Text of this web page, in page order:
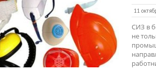
11
СИЗ в
не